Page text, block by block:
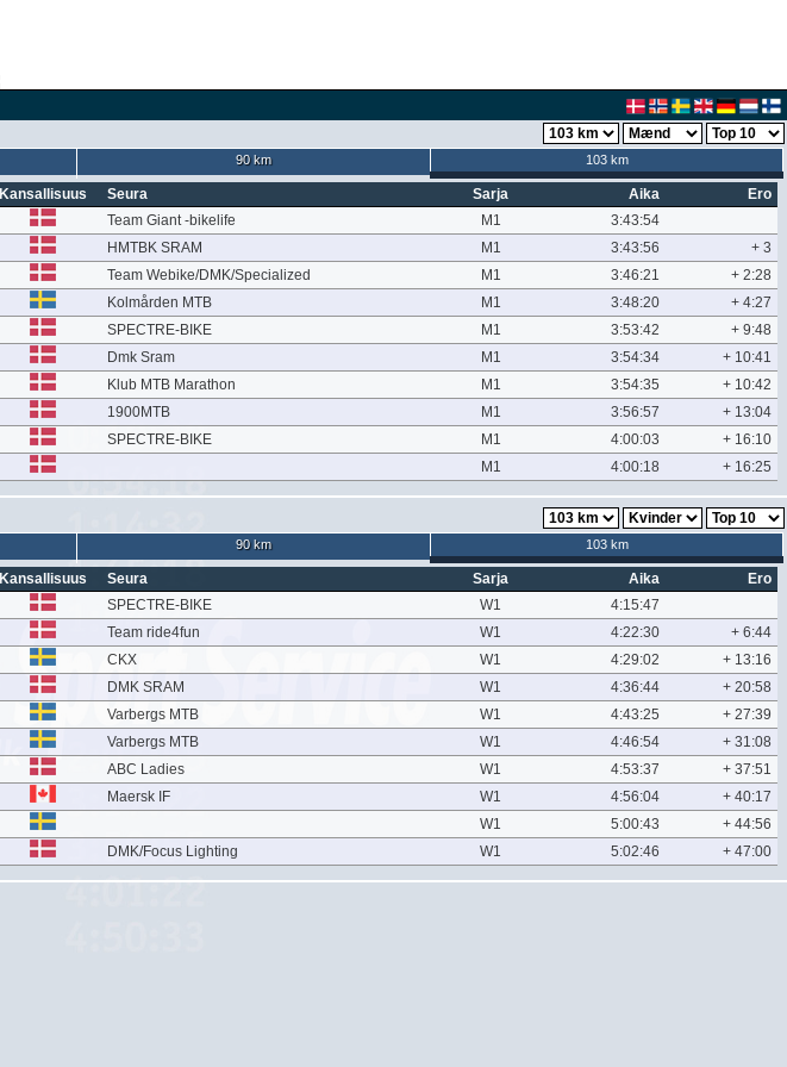
90 km 103 km
Kansallisuus Seura Sarja Aika
Ero
Team Giant -bikelife M1
3:43:54
HMTBK SRAM M1 3:43:56
+ 3
Team Webike/DMK/Specialized M1 3:46:21
+ 2:28
Kolmården MTB M1 3:48:20
+ 4:27
SPECTRE-BIKE M1 3:53:42
+ 9:48
Dmk Sram M1 3:54:34
+ 10:41
Klub MTB Marathon M1 3:54:35
+ 10:42
1900MTB M1 3:56:57
+ 13:04
SPECTRE-BIKE M1 4:00:03
+ 16:10
M1 4:00:18 + 16:25
90 km 103 km
Kansallisuus Seura Sarja Aika
Ero
SPECTRE-BIKE W1
4:15:47
Team ride4fun W1 4:22:30
+ 6:44
CKX W1 4:29:02
+ 13:16
DMK SRAM W1 4:36:44
+ 20:58
Varbergs MTB W1 4:43:25
+ 27:39
Varbergs MTB W1 4:46:54
+ 31:08
ABC Ladies W1 4:53:37
+ 37:51
Maersk IF W1 4:56:04
+ 40:17
W1 5:00:43
+ 44:56
DMK/Focus Lighting W1 5:02:46 + 47:00